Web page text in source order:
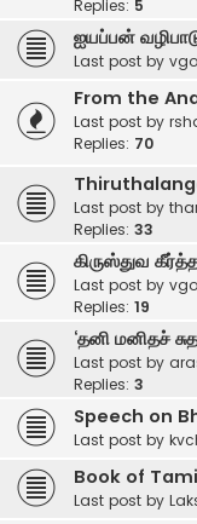
Replies: 5
ஐயப்பன்
Last post by
From the
Last post by
Replies: 70
Last post by
Replies: 33
கிருஸ்துவ
Last post by
Replies: 19
‘தனி மனிதச்
Last post by
Replies: 3
Speech on
Last post by
Book of
Last post by